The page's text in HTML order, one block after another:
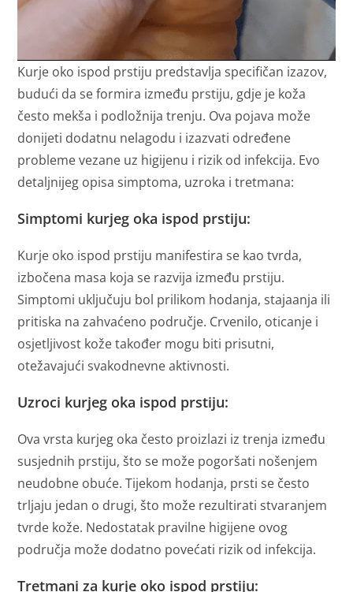
Kurje oko ispod prstiju predstavlja specifičan izazov,
budući da se formira između prstiju, gdje je koža
često mekša i podložnija trenju. Ova pojava može
donijeti dodatnu nelagodu i izazvati određene
probleme vezane uz higijenu i rizik od infekcija. Evo
detaljnijeg opisa simptoma, uzroka i tretmana:
Simptomi kurjeg oka ispod prstiju:
Kurje oko ispod prstiju manifestira se kao tvrda,
izbočena masa koja se razvija između prstiju.
Simptomi uključuju bol prilikom hodanja, stajaanja ili
pritiska na zahvaćeno područje. Crvenilo, oticanje i
osjetljivost kože također mogu biti prisutni,
otežavajući svakodnevne aktivnosti.
Uzroci kurjeg oka ispod prstiju:
Ova vrsta kurjeg oka često proizlazi iz trenja između
susjednih prstiju, što se može pogoršati nošenjem
neudobne obuće. Tijekom hodanja, prsti se često
trljaju jedan o drugi, što može rezultirati stvaranjem
tvrde kože. Nedostatak pravilne higijene ovog
područja može dodatno povećati rizik od infekcija.
Tretmani za kurje oko ispod prstiju: